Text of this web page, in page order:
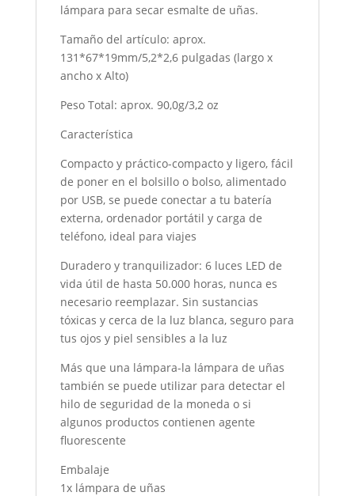
lámpara para secar esmalte de uñas.
Tamaño del artículo: aprox.
131*67*19mm/5,2*2,6 pulgadas (largo x
ancho x Alto)
Peso Total: aprox. 90,0g/3,2 oz
Característica
Compacto y práctico-compacto y ligero, fácil
de poner en el bolsillo o bolso, alimentado
por USB, se puede conectar a tu batería
externa, ordenador portátil y carga de
teléfono, ideal para viajes
Duradero y tranquilizador: 6 luces LED de
vida útil de hasta 50.000 horas, nunca es
necesario reemplazar. Sin sustancias
tóxicas y cerca de la luz blanca, seguro para
tus ojos y piel sensibles a la luz
Más que una lámpara-la lámpara de uñas
también se puede utilizar para detectar el
hilo de seguridad de la moneda o si
algunos productos contienen agente
fluorescente
Embalaje
1x lámpara de uñas